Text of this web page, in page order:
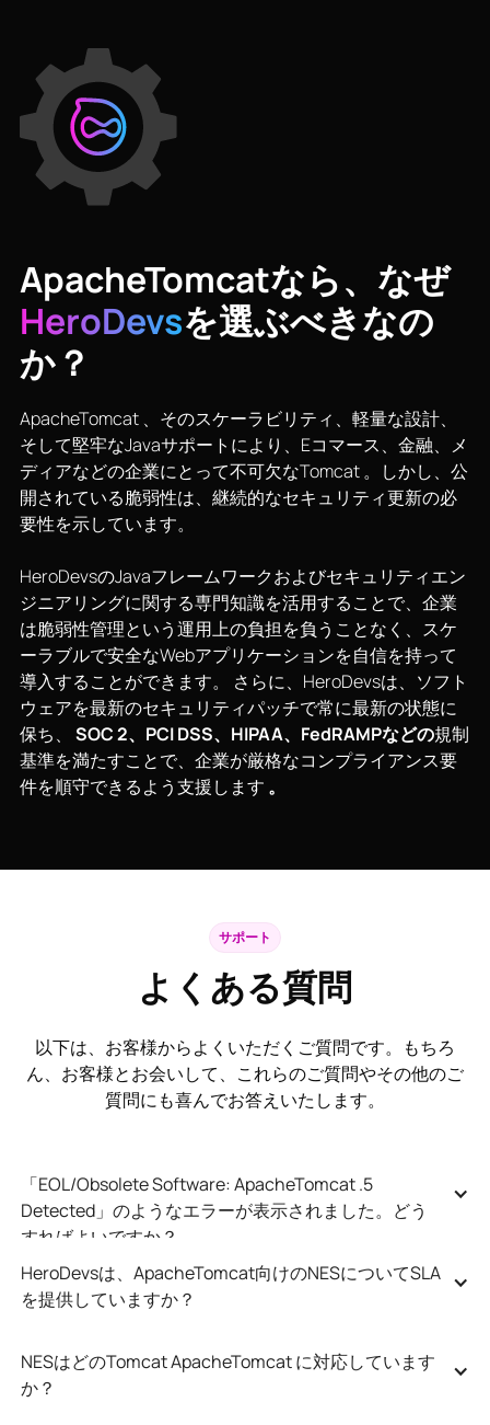
ApacheTomcatなら、なぜ
HeroDevsを選ぶべきなの
か？
ApacheTomcat 、そのスケーラビリティ、軽量な設計、
そして堅牢なJavaサポートにより、Eコマース、金融、メ
ディアなどの企業にとって不可欠なTomcat 。しかし、公
開されている脆弱性は、継続的なセキュリティ更新の必
要性を示しています。
HeroDevsのJavaフレームワークおよびセキュリティエン
ジニアリングに関する専門知識を活用することで、企業
は脆弱性管理という運用上の負担を負うことなく、スケ
ーラブルで安全なWebアプリケーションを自信を持って
導入することができます。 さらに、HeroDevsは、ソフト
ウェアを最新のセキュリティパッチで常に最新の状態に
保ち、
SOC 2、PCI DSS、HIPAA、FedRAMPなどの規制
基準を満たすことで、企業が厳格なコンプライアンス要
件を順守できるよう支援します 。
サポート
よくある質問
以下は、お客様からよくいただくご質問です。もちろ
ん、お客様とお会いして、これらのご質問やその他のご
質問にも喜んでお答えいたします。
「EOL/Obsolete Software: ApacheTomcat .5
Detected」のようなエラーが表示されました。どう
すればよいですか？
HeroDevsは、ApacheTomcat向けのNESについてSLA
を提供していますか？
NESはどのTomcat ApacheTomcat に対応しています
か？